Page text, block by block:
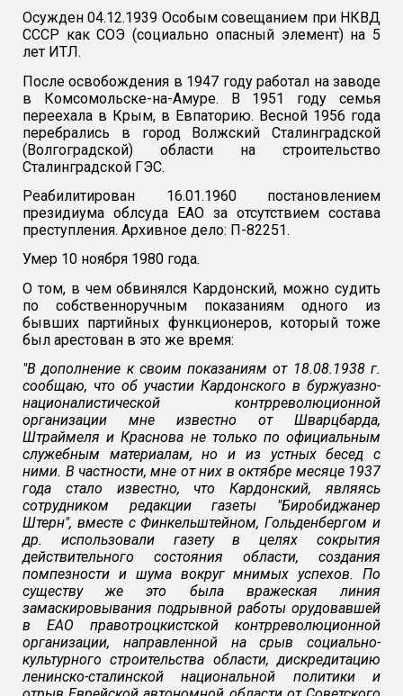
Осужден 04.12.1939 Особым совещанием при НКВД
СССР как СОЭ (социально опасный элемент) на 5
лет ИТЛ.
После освобождения в 1947 году работал на заводе
в Комсомольске-на-Амуре. В 1951 году семья
переехала в Крым, в Евпаторию. Весной 1956 года
перебрались в город Волжский Сталинградской
(Волгоградской) области на строительство
Сталинградской ГЭС.
Реабилитирован 16.01.1960 постановлением
президиума облсуда ЕАО за отсутствием состава
преступления. Архивное дело: П-82251.
Умер 10 ноября 1980 года.
О том, в чем обвинялся Кардонский, можно судить
по собственноручным показаниям одного из
бывших партийных функционеров, который тоже
был арестован в это же время:
"В дополнение к своим показаниям от 18.08.1938 г.
сообщаю, что об участии Кардонского в буржуазно-
националистической контрреволюционной
организации мне известно от Шварцбарда,
Штраймеля и Краснова не только по официальным
служебным материалам, но и из устных бесед с
ними. В частности, мне от них в октябре месяце 1937
года стало известно, что Кардонский, являясь
сотрудником редакции газеты "Биробиджанер
Штерн", вместе с Финкельштейном, Гольденбергом и
др. использовали газету в целях сокрытия
действительного состояния области, создания
помпезности и шума вокруг мнимых успехов. По
существу же это была вражеская линия
замаскировывания подрывной работы орудовавшей
в ЕАО правотроцкистской контрреволюционной
организации, направленной на срыв социально-
культурного строительства области, дискредитацию
ленинско-сталинской национальной политики и